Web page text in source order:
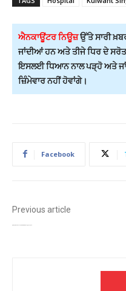
ਐਨਕਾਊਂਟਰ ਨਿਊਜ਼ਉੱਤੇ ਸਾਰੀ
ਜਾਂਦੀਆਂ ਹਨ ਅਤੇ ਤੀਜੇ ਧਿਰ ਦੇ
ਇਸਲਈ ਧਿਆਨ ਨਾਲ ਪੜ੍ਹੋ ਅਤੇ
ਜ਼ਿੰਮੇਵਾਰ ਨਹੀਂ ਹੋਵਾਂਗੇ।
Facebook
Previous article